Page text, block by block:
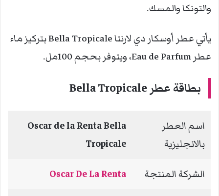
والتونكا والمسك.
يأتي عطر أوسكار دي لارنتا Bella Tropicale بتركيز ماء
عطر Eau de Parfum، ويتوفر بحجم 100مل.
بطاقة عطر Bella Tropicale
اسم العطر
بالانجليزية
Oscar de la Renta Bella
Tropicale
الشركة المنتجة Oscar De La Renta